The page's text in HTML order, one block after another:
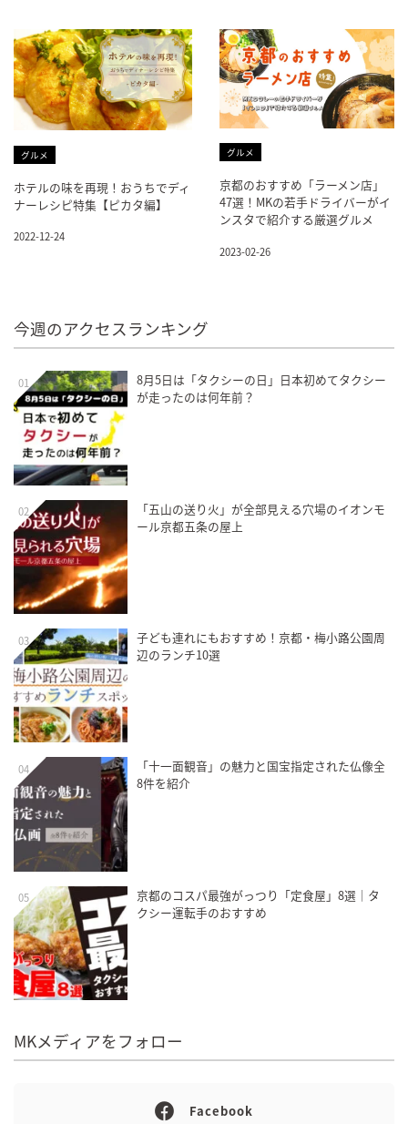
グルメ
ホテルの味を再現！おうちでディ
ナーレシピ特集【ピカタ編】
2022-12-24
グルメ
京都のおすすめ「ラーメン店」
47選！MKの若手ドライバーがイ
ンスタで紹介する厳選グルメ
2023-02-26
今週のアクセスランキング
01
8月5日は「タクシーの日」日本初めてタクシー
が走ったのは何年前？
02
「五山の送り火」が全部見える穴場のイオンモ
ール京都五条の屋上
03
子ども連れにもおすすめ！京都・梅小路公園周
辺のランチ10選
04
「十一面観音」の魅力と国宝指定された仏像全
8件を紹介
05
京都のコスパ最強がっつり「定食屋」8選｜タ
クシー運転手のおすすめ
MKメディアをフォロー
Facebook